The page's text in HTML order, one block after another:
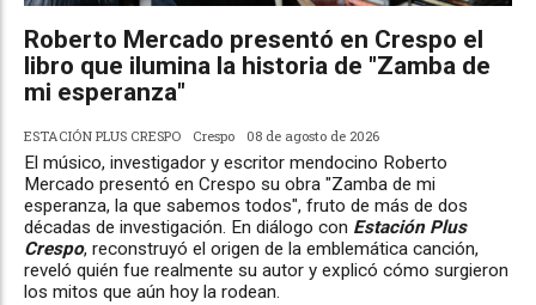
Roberto Mercado presentó en Crespo el
libro que ilumina la historia de "Zamba de
mi esperanza"
ESTACIÓN PLUS CRESPO Crespo 08 de agosto de 2026
El músico, investigador y escritor mendocino Roberto
Mercado presentó en Crespo su obra "Zamba de mi
esperanza, la que sabemos todos", fruto de más de dos
décadas de investigación. En diálogo con Estación Plus
Crespo, reconstruyó el origen de la emblemática canción,
reveló quién fue realmente su autor y explicó cómo surgieron
los mitos que aún hoy la rodean.